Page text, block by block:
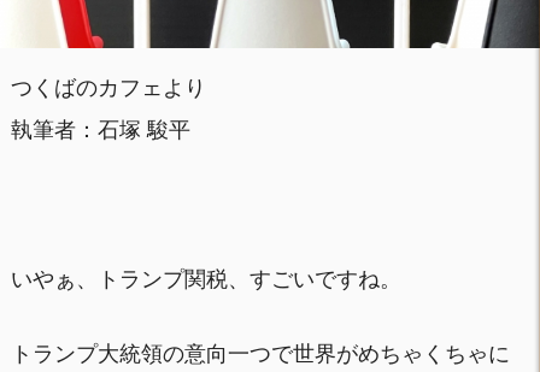
つくばのカフェより
執筆者：石塚 駿平
いやぁ、トランプ関税、すごいですね。
トランプ大統領の意向一つで世界がめちゃくちゃに